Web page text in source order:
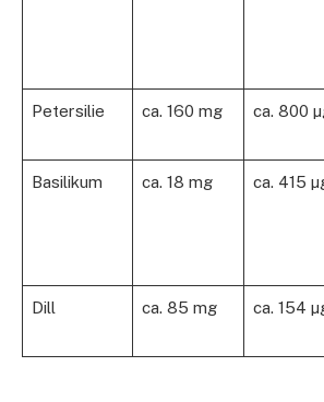
Petersilie ca. 160 mg ca. 800
Basilikum ca. 18 mg ca. 415
Dill ca. 85 mg ca. 154